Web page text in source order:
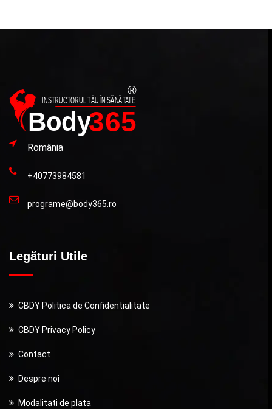
România
+40773984581
programe@body365.ro
Legături Utile
CBDY Politica de Confidentialitate
CBDY Privacy Policy
Contact
Despre noi
Modalitati de plata